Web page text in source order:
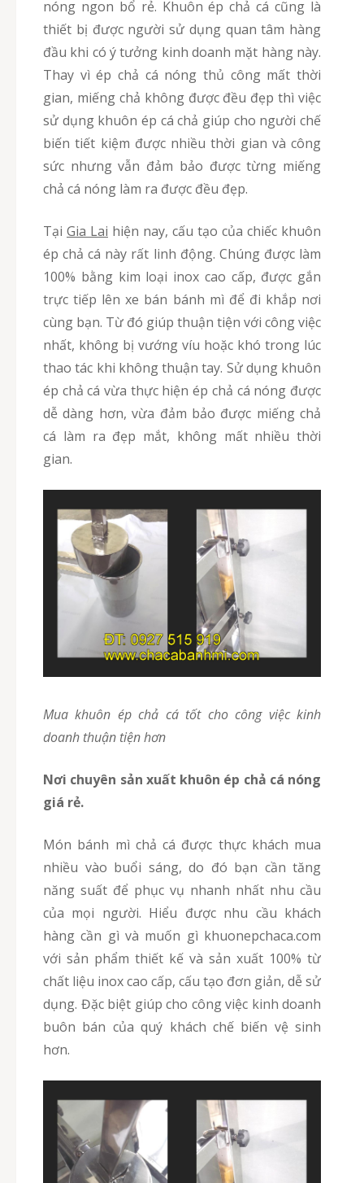
nóng ngon bổ rẻ. Khuôn ép chả cá cũng là
thiết bị được người sử dụng quan tâm hàng
đầu khi có ý tưởng kinh doanh mặt hàng này.
Thay vì ép chả cá nóng thủ công mất thời
gian, miếng chả không được đều đẹp thì việc
sử dụng khuôn ép cá chả giúp cho người chế
biến tiết kiệm được nhiều thời gian và công
sức nhưng vẫn đảm bảo được từng miếng
chả cá nóng làm ra được đều đẹp.
Tại Gia Lai hiện nay, cấu tạo của chiếc khuôn
ép chả cá này rất linh động. Chúng được làm
100% bằng kim loại inox cao cấp, được gắn
trực tiếp lên xe bán bánh mì để đi khắp nơi
cùng bạn. Từ đó giúp thuận tiện với công việc
nhất, không bị vướng víu hoặc khó trong lúc
thao tác khi không thuận tay. Sử dụng khuôn
ép chả cá vừa thực hiện ép chả cá nóng được
dễ dàng hơn, vừa đảm bảo được miếng chả
cá làm ra đẹp mắt, không mất nhiều thời
gian.
Mua khuôn ép chả cá tốt cho công việc kinh
doanh thuận tiện hơn
Nơi chuyên sản xuất khuôn ép chả cá nóng
giá rẻ.
Món bánh mì chả cá được thực khách mua
nhiều vào buổi sáng, do đó bạn cần tăng
năng suất để phục vụ nhanh nhất nhu cầu
của mọi người. Hiểu được nhu cầu khách
hàng cần gì và muốn gì khuonepchaca.com
với sản phẩm thiết kế và sản xuất 100% từ
chất liệu inox cao cấp, cấu tạo đơn giản, dễ sử
dụng. Đặc biệt giúp cho công việc kinh doanh
buôn bán của quý khách chế biến vệ sinh
hơn.